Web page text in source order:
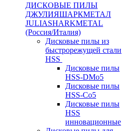
ДИСКОВЫЕ ПИЛЫ
ДЖУЛИЯШАРКМЕТАЛ
JULIASHARKMETAL
(Россия/Италия)
Дисковые пилы из
быстрорежущей стали
HSS
Дисковые пилы
HSS-DMo5
Дисковые пилы
HSS-Co5
Дисковые пилы
HSS
инновационные